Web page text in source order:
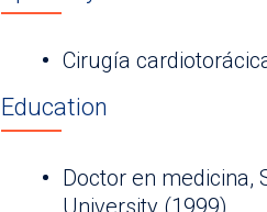
Cirugía
Education
Doctor en medicina,